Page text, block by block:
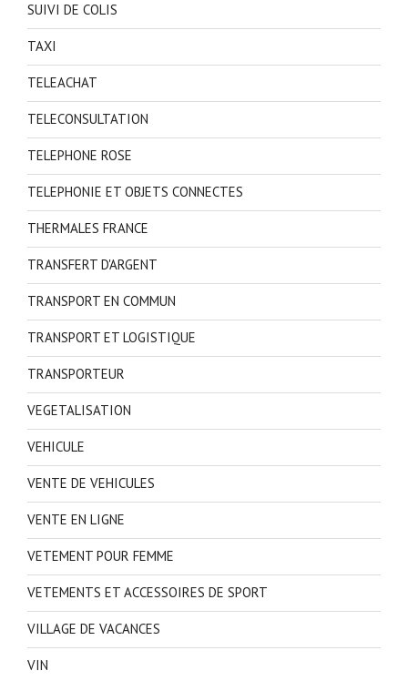
SUIVI DE COLIS
TAXI
TELEACHAT
TELECONSULTATION
TELEPHONE ROSE
TELEPHONIE ET OBJETS CONNECTES
THERMALES FRANCE
TRANSFERT D'ARGENT
TRANSPORT EN COMMUN
TRANSPORT ET LOGISTIQUE
TRANSPORTEUR
VEGETALISATION
VEHICULE
VENTE DE VEHICULES
VENTE EN LIGNE
VETEMENT POUR FEMME
VETEMENTS ET ACCESSOIRES DE SPORT
VILLAGE DE VACANCES
VIN